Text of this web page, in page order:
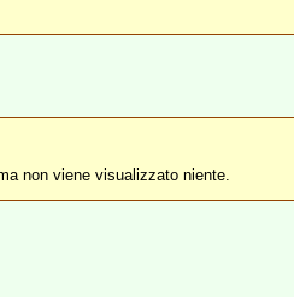
non viene visualizzato niente.